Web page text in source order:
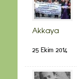
Akkaya
25 Ekim 2014